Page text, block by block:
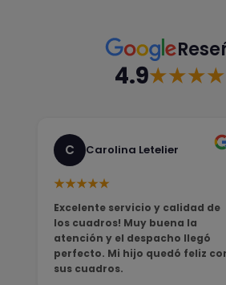
4.9
C Carolina Letelier
★★★★★
Excelente servicio y calidad de
los cuadros! Muy buena la
atención y el despacho llegó
perfecto. Mi hijo quedó feliz
sus cuadros.